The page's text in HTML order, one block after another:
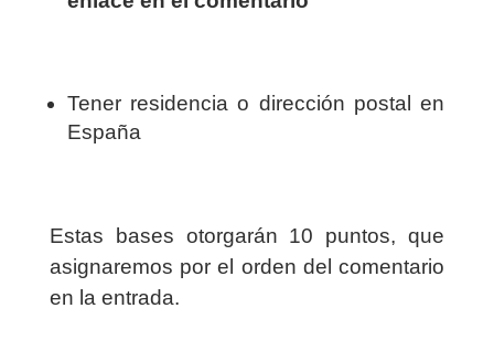
Tener residencia o dirección postal en
España
Estas bases otorgarán 10 puntos, que
asignaremos por el orden del comentario
en la entrada.